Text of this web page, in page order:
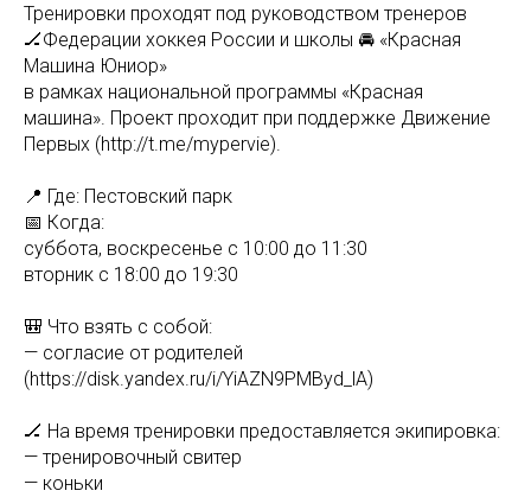
Тренировки проходят под руководством тренеров
🏒Федерации хоккея России и школы 🚘 «Красная
Машина Юниор»
в рамках национальной программы «Красная
машина». Проект проходит при поддержке Движение
Первых (http://t.me/mypervie).
📍 Где: Пестовский парк
📅 Когда:
суббота, воскресенье с 10:00 до 11:30
вторник с 18:00 до 19:30
🎒 Что взять с собой:
— согласие от родителей
(https://disk.yandex.ru/i/YiAZN9PMByd_lA)
🏒 На время тренировки предоставляется экипировка:
— тренировочный свитер
— коньки